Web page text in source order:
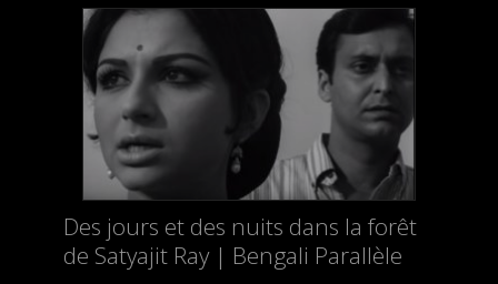
Des jours et des nuits dans la forêt
de Satyajit Ray | Bengali Parallèle